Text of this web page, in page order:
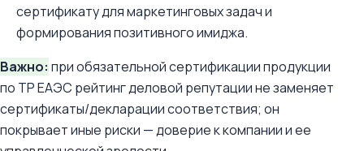
сертификату для маркетинговых задач и
формирования позитивного имиджа.
Важно: при обязательной сертификации продукции
по ТР ЕАЭС рейтинг деловой репутации не заменяет
сертификаты/декларации соответствия; он
покрывает иные риски — доверие к компании и ее